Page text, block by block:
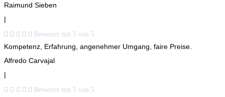
Raimund Sieben
|
     Bewertet mit 5 von 5
Kompetenz, Erfahrung, angenehmer Umgang, faire Preise.
Alfredo Carvajal
|
     Bewertet mit 5 von 5